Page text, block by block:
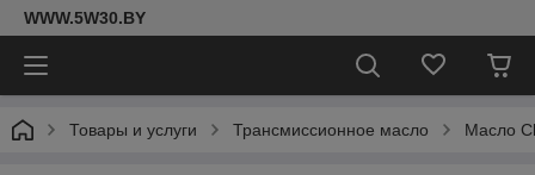
WWW.5W30.BY
Товары и услуги Трансмиссионное масло Масло